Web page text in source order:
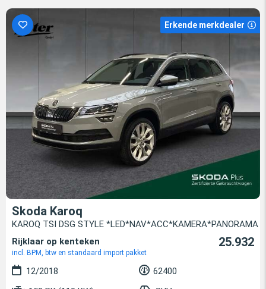
Erkende merkdealer
Skoda Karoq
KAROQ TSI DSG STYLE *LED*NAV*ACC*KAMERA*PANORAMA
Rijklaar op kenteken
incl. BPM, btw en standaard import pakket
25.932
12/2018
62400